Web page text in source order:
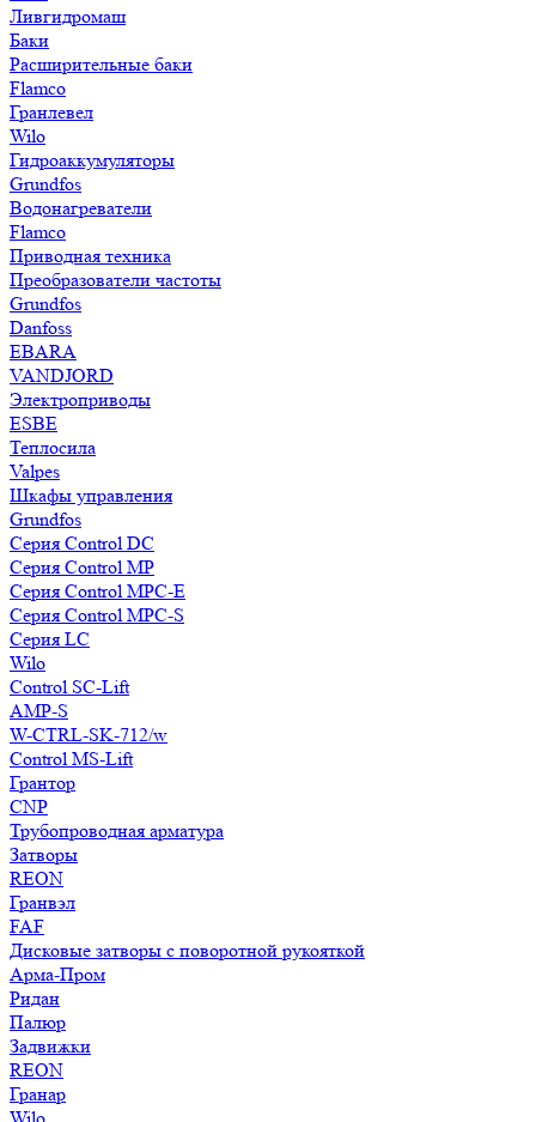
Ливгидромаш
Баки
Расширительные баки
Flamco
Гранлевел
Wilo
Гидроаккумуляторы
Grundfos
Водонагреватели
Flamco
Приводная техника
Преобразователи частоты
Grundfos
Danfoss
EBARA
VANDJORD
Электроприводы
ESBE
Теплосила
Valpes
Шкафы управления
Grundfos
Серия Control DC
Серия Control MP
Серия Control MPC-E
Серия Control MPC-S
Серия LC
Wilo
Control SC-Lift
AMP-S
W-CTRL-SK-712/w
Control MS-Lift
Грантор
CNP
Трубопроводная арматура
Затворы
REON
Гранвэл
FAF
Дисковые затворы с поворотной рукояткой
Арма-Пром
Ридан
Палюр
Задвижки
REON
Гранар